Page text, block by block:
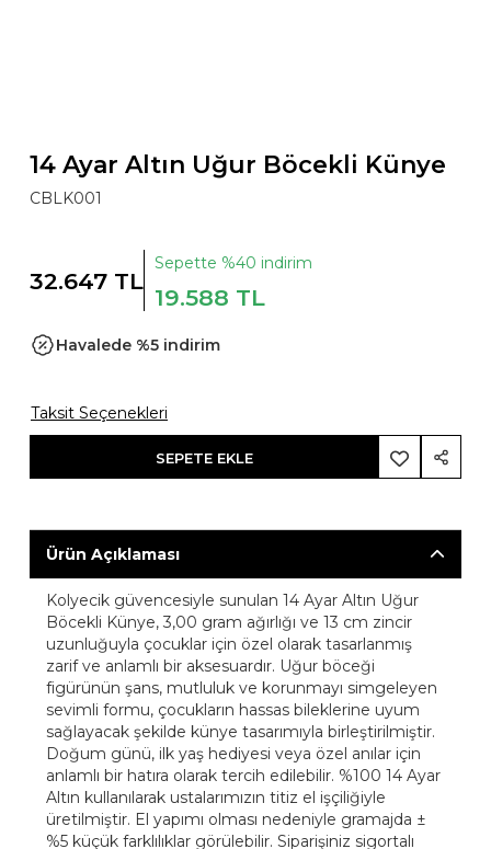
14 Ayar Altın Uğur Böcekli Künye
CBLK001
32.647 TL
Sepette %40 indirim
19.588 TL
Havalede %5 indirim
Taksit Seçenekleri
SEPETE EKLE
Ürün Açıklaması
Kolyecik güvencesiyle sunulan 14 Ayar Altın Uğur
Böcekli Künye, 3,00 gram ağırlığı ve 13 cm zincir
uzunluğuyla çocuklar için özel olarak tasarlanmış
zarif ve anlamlı bir aksesuardır. Uğur böceği
figürünün şans, mutluluk ve korunmayı simgeleyen
sevimli formu, çocukların hassas bileklerine uyum
sağlayacak şekilde künye tasarımıyla birleştirilmiştir.
Doğum günü, ilk yaş hediyesi veya özel anılar için
anlamlı bir hatıra olarak tercih edilebilir. %100 14 Ayar
Altın kullanılarak ustalarımızın titiz el işçiliğiyle
üretilmiştir. El yapımı olması nedeniyle gramajda ±
%5 küçük farklılıklar görülebilir. Siparişiniz sigortalı